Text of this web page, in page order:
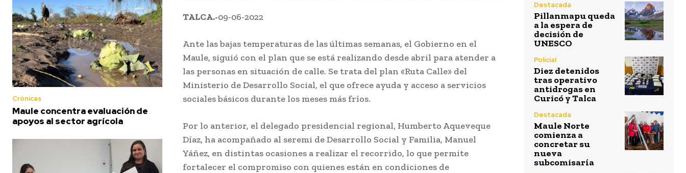
Crónicas
Maule concentra evaluación de
apoyos al sector agrícola
TALCA.-09-06-2022
Ante las bajas temperaturas de las últimas semanas, el Gobierno en el
Maule, siguió con el plan que se está realizando desde abril para atender a
las personas en situación de calle. Se trata del plan «Ruta Calle» del
Ministerio de Desarrollo Social, el que ofrece ayuda y acceso a servicios
sociales básicos durante los meses más fríos.
Por lo anterior, el delegado presidencial regional, Humberto Aqueveque
Díaz, ha acompañado al seremi de Desarrollo Social y Familia, Manuel
Yáñez, en distintas ocasiones a realizar el recorrido, lo que permite
fortalecer el compromiso con quienes están en condiciones de
Destacada
Pillanmapu queda
a la espera de
decisión de
UNESCO
Policial
Diez detenidos
tras operativo
antidrogas en
Curicó y Talca
Destacada
Maule Norte
comienza a
concretar su
nueva
subcomisaría